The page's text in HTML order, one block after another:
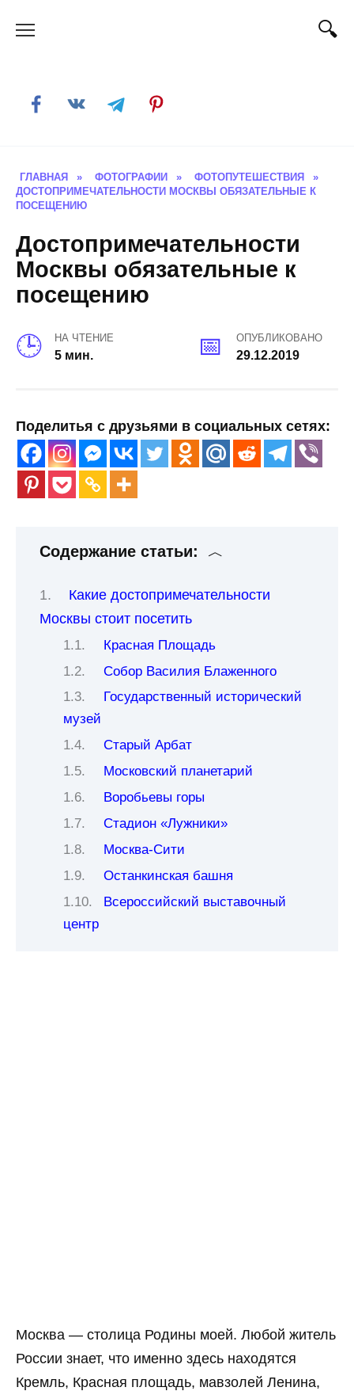
ГЛАВНАЯ » ФОТОГРАФИИ » ФОТОПУТЕШЕСТВИЯ
»
ДОСТОПРИМЕЧАТЕЛЬНОСТИ МОСКВЫ ОБЯЗАТЕЛЬНЫЕ К
ПОСЕЩЕНИЮ
Достопримечательности
Москвы обязательные к
посещению
НА ЧТЕНИЕ
5 мин.
ОПУБЛИКОВАНО
29.12.2019
Поделитья с друзьями в социальных сетях:
Содержание статьи:
Какие достопримечательности
Москвы стоит посетить
Красная Площадь
Собор Василия Блаженного
Государственный исторический
музей
Старый Арбат
Московский планетарий
Воробьевы горы
Стадион «Лужники»
Москва-Сити
Останкинская башня
Всероссийский выставочный
центр
Москва — столица Родины моей. Любой житель
России знает, что именно здесь находятся
Кремль, Красная площадь, мавзолей Ленина,